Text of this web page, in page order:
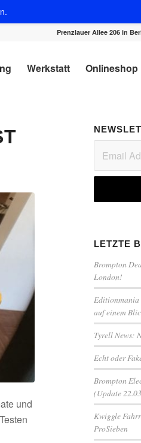
Prenzlauer Allee 206 in
Werkstatt Onlineshop
und
LETZTE
Brompton
London!
Editionmania
auf einem
Tyrell News:
Echt oder
Brompton
(Update
Kwiggle
ProSieben